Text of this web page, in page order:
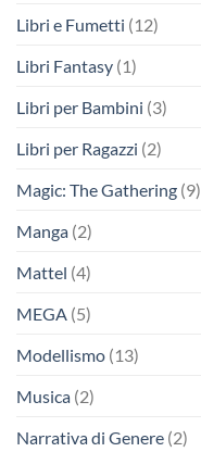
Libri e Fumetti (12)
Libri Fantasy (1)
Libri per Bambini (3)
Libri per Ragazzi (2)
Magic: The Gathering (9)
Manga (2)
Mattel (4)
MEGA (5)
Modellismo (13)
Musica (2)
Narrativa di Genere (2)